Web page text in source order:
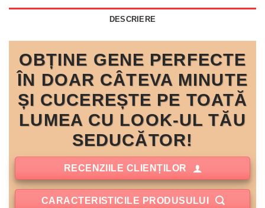
DESCRIERE
OBȚINE GENE PERFECTE
ÎN DOAR CÂTEVA MINUTE
ȘI CUCEREȘTE PE TOATĂ
LUMEA CU LOOK-UL TĂU
SEDUCĂTOR!
RECENZIILE CLIENȚILOR
CARACTERISTICILE PRODUSULUI